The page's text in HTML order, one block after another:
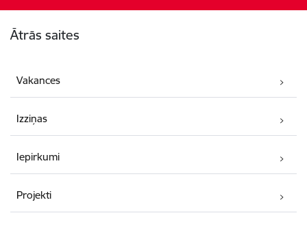
Ātrās saites
Vakances
Izziņas
Iepirkumi
Projekti